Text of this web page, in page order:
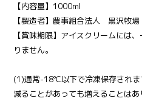
【内容量】1000ml
【製造者】農事組合法人 黒沢牧
【賞味期限】アイスクリームには
りません。
(1)通常-18℃以下で冷凍保存されま
減ることがあっても増えることはあ